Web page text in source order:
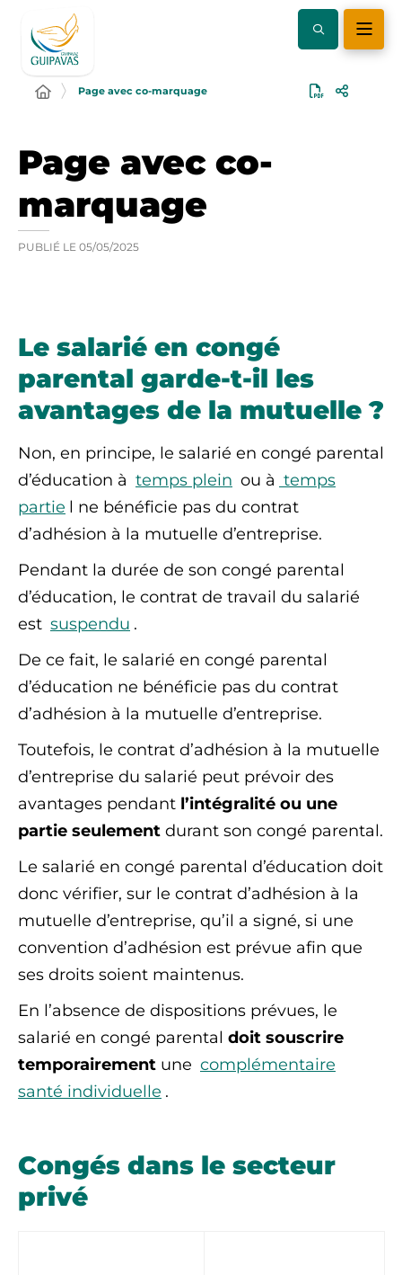
Page avec co-marquage
Page avec co-
marquage
PUBLIÉ LE 05/05/2025
Le salarié en congé
parental garde-t-il les
avantages de la mutuelle ?
Non, en principe, le salarié en congé parental
d’éducation à temps plein ou à temps
partie l ne bénéficie pas du contrat
d’adhésion à la mutuelle d’entreprise.
Pendant la durée de son congé parental
d’éducation, le contrat de travail du salarié
est suspendu .
De ce fait, le salarié en congé parental
d’éducation ne bénéficie pas du contrat
d’adhésion à la mutuelle d’entreprise.
Toutefois, le contrat d’adhésion à la mutuelle
d’entreprise du salarié peut prévoir des
avantages pendant l’intégralité ou une
partie seulement durant son congé parental.
Le salarié en congé parental d’éducation doit
donc vérifier, sur le contrat d’adhésion à la
mutuelle d’entreprise, qu’il a signé, si une
convention d’adhésion est prévue afin que
ses droits soient maintenus.
En l’absence de dispositions prévues, le
salarié en congé parental doit souscrire
temporairement une complémentaire
santé individuelle .
Congés dans le secteur
privé